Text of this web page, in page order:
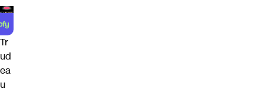
Tr
ud
ea
u